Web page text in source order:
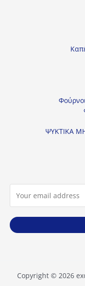
ΨΥΚΤΙΚΑ
Copyright © 2026